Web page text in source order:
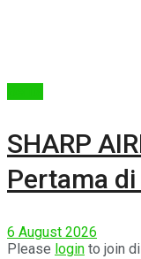
SHARP
Pertama
6 August 2026
Please login to join